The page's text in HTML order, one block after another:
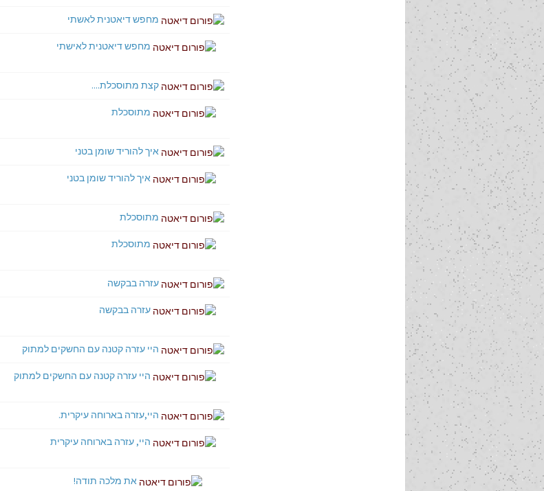
מחפש דיאטנית לאשתי
מחפש דיאטנית לאישתי
קצת מתוסכלת....
מתוסכלת
איך להוריד שומן בטני
איך להוריד שומן בטני
מתוסכלת
מתוסכלת
עזרה בבקשה
עזרה בבקשה
היי עזרה קטנה עם החשקים למתוק
היי עזרה קטנה עם החשקים למתוק
היי,עזרה בארוחה עיקרית.
היי, עזרה בארוחה עיקרית
את מלכה תודה!